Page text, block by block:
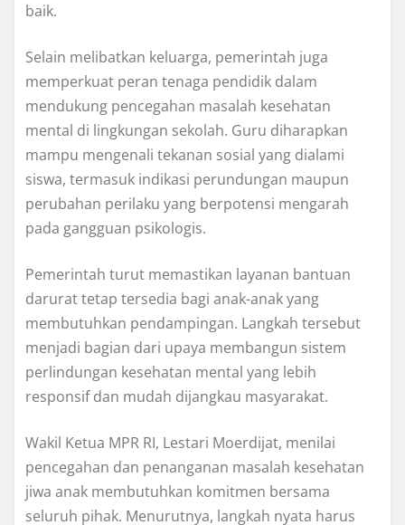
baik.
Selain melibatkan keluarga, pemerintah juga
memperkuat peran tenaga pendidik dalam
mendukung pencegahan masalah kesehatan
mental di lingkungan sekolah. Guru diharapkan
mampu mengenali tekanan sosial yang dialami
siswa, termasuk indikasi perundungan maupun
perubahan perilaku yang berpotensi mengarah
pada gangguan psikologis.
Pemerintah turut memastikan layanan bantuan
darurat tetap tersedia bagi anak-anak yang
membutuhkan pendampingan. Langkah tersebut
menjadi bagian dari upaya membangun sistem
perlindungan kesehatan mental yang lebih
responsif dan mudah dijangkau masyarakat.
Wakil Ketua MPR RI, Lestari Moerdijat, menilai
pencegahan dan penanganan masalah kesehatan
jiwa anak membutuhkan komitmen bersama
seluruh pihak. Menurutnya, langkah nyata harus